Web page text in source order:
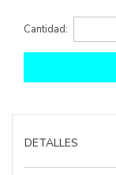
Cantidad:
DETALLES